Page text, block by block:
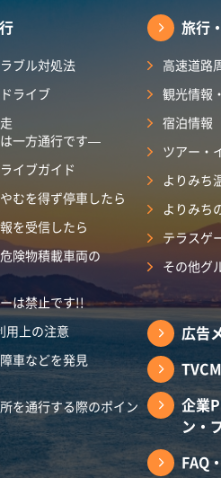
ブル対処法
ライブ
一方通行です―
イブガイド
むを得ず停車したら
を受信したら
険物積載車両の
は禁止です!!
用上の注意
車などを発見
を通行する際のポイン
旅行
高速道路
観光情報
宿泊情報
ツアー・
よりみち
よりみち
テラスゲ
その他グ
広告
企業
ン・
FAQ